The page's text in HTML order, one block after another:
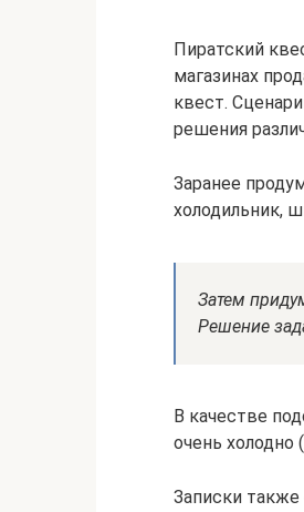
Пиратский
магазинах
квест.
решения
Заранее
холодильник,
Затем
Решение
В качестве
очень холодно
Записки